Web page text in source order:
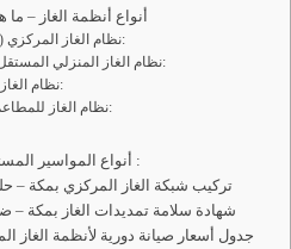
أنواع أنظمة الغاز –
1. نظام الغاز المركزي (الخزانات المشتركة):
2. نظام الغاز المنزلي المستقل (الأسطوانة الفردية):
3. نظام الغاز تحت البلاط (مخفي):
4. نظام الغاز للمطاعم والمطابخ الصناعية:
أنواع المواسير المستخدمة في تمديد الغاز بمكة :
تركيب شبكة الغاز المركزي بمكة –
شهادة سلامة تمديدات الغاز بمكة